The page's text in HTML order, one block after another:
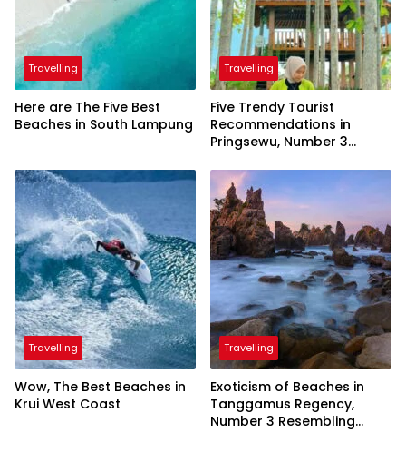
Travelling
Here are The Five Best
Beaches in South Lampung
Travelling
Five Trendy Tourist
Recommendations in
Pringsewu, Number 3
President
Travelling
Wow, The Best Beaches in
Krui West Coast
Travelling
Exoticism of Beaches in
Tanggamus Regency,
Number 3 Resembling